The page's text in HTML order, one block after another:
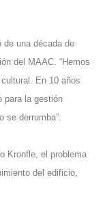
de una década de
del MAAC. “Hemos
En 10 años
para la gestión
se derrumba”.
Kronfle, el problema
del edificio,